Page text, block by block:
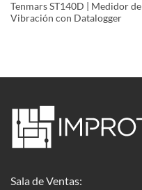
Tenmars ST140D | Medidor de
Vibración con Datalogger
Sala de Ventas: